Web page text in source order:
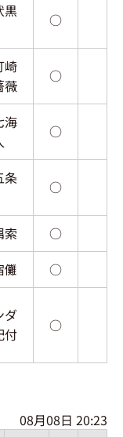
○
薇
○
○
○
○
○
ダ
付
○
08月08日 20:23